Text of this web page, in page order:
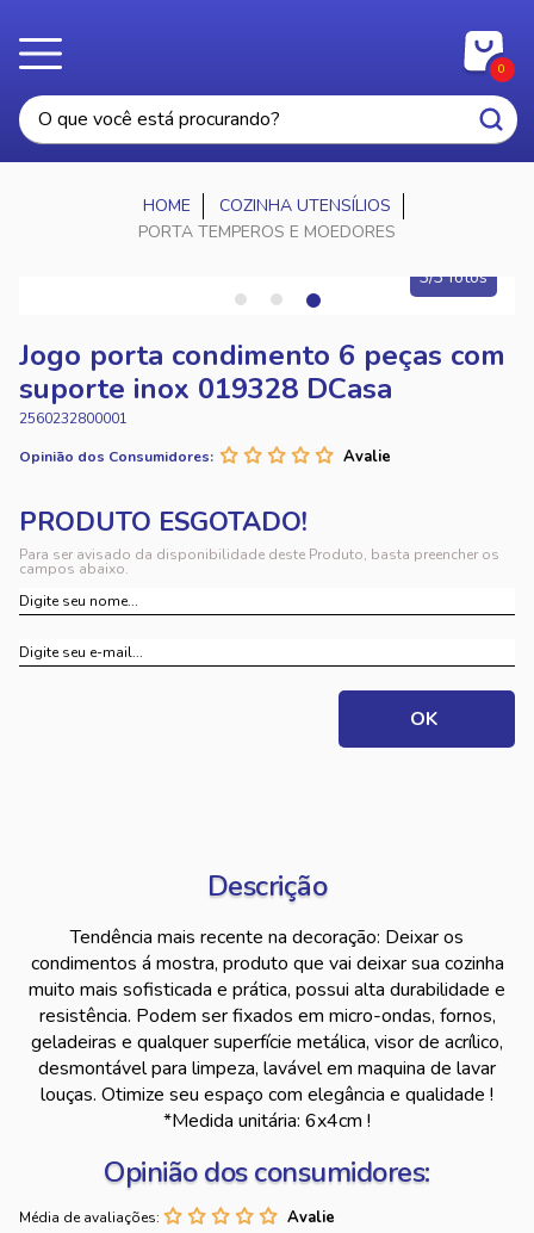
0
COZINHA UTENSÍLIOS
PORTA TEMPEROS E MOEDORES
3/3 fotos
Jogo porta condimento 6 peças com
suporte inox 019328 DCasa
2560232800001
Opinião dos Consumidores:
Para ser avisado da disponibilidade deste Produto, basta preencher os
campos abaixo.
Descrição
Tendência mais recente na decoração: Deixar os
condimentos á mostra, produto que vai deixar sua cozinha
muito mais sofisticada e prática, possui alta durabilidade e
resistência. Podem ser fixados em micro-ondas, fornos,
geladeiras e qualquer superfície metálica, visor de acrílico,
desmontável para limpeza, lavável em maquina de lavar
louças. Otimize seu espaço com elegância e qualidade !
*Medida unitária: 6x4cm !
Opinião dos consumidores:
Média de avaliações: